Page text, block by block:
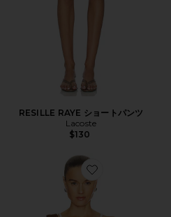
RESILLE RAYE ショートパンツ
Lacoste
$130
Favorite CAMI